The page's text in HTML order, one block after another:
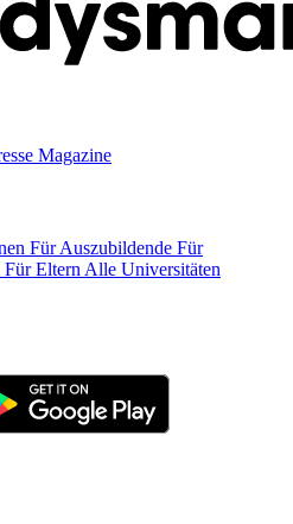
Magazine
Für Auszubildende Für
Für Eltern Alle Universitäten